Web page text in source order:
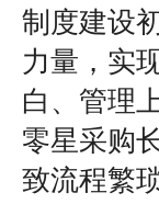
制度建设
力量，实
白、管理
零星采购
致流程繁